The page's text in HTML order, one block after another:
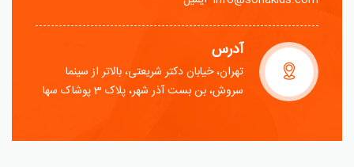
آدرس
تهران، خیابان دکتر شریعتی، بالاتر از سینما
سروش، بن بست آذر شهر، پلاک 3 پوشاک سها